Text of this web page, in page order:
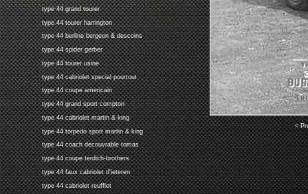
type 44 grand tourer
type 44 tourer harrington
type 44 berline bergeon & descoins
type 44 spider gerber
type 44 tourer usine
type 44 cabriolet special pourtout
type 44 coupe americain
type 44 grand sport compton
type 44 cabriolet martin & king
type 44 torpedo sport martin & king
type 44 coach decouvrable tomas
type 44 coupe terdich-brothers
type 44 faux cabriolet d'ieteren
type 44 cabriolet reufflet
<